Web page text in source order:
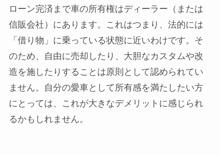
ローン完済まで車の所有権はディーラー（または
信販会社）にあります。これはつまり、法的には
「借り物」に乗っている状態に近いわけです。そ
のため、自由に売却したり、大胆なカスタムや改
造を施したりすることは原則として認められてい
ません。自分の愛車として所有感を満たしたい方
にとっては、これが大きなデメリットに感じられ
るかもしれません。